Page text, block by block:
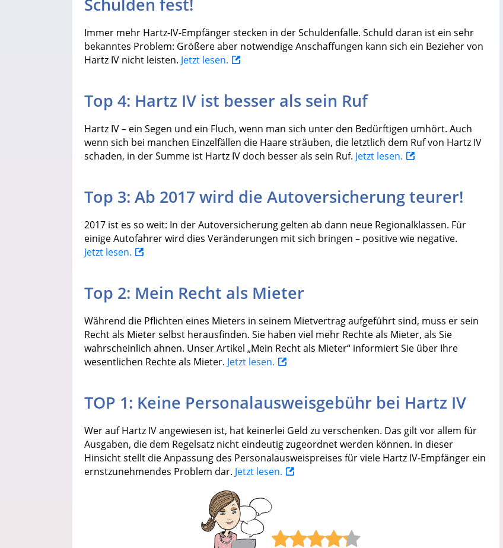
Immer mehr Hartz-IV-Empfänger stecken in der Schuldenfalle. Schuld daran ist ein sehr
bekanntes Problem: Größere aber notwendige Anschaffungen kann sich ein Bezieher von
Hartz IV nicht leisten. Jetzt lesen.
Top 4: Hartz IV ist besser als sein Ruf
Hartz IV – ein Segen und ein Fluch, wenn man sich unter den Bedürftigen umhört. Auch
wenn sich bei manchen Einzelfällen die Haare sträuben, die letztlich dem Ruf von Hartz IV
schaden, in der Summe ist Hartz IV doch besser als sein Ruf. Jetzt lesen.
Top 3: Ab 2017 wird die Autoversicherung teurer!
2017 ist es so weit: In der Autoversicherung gelten ab dann neue Regionalklassen. Für
einige Autofahrer wird dies Veränderungen mit sich bringen – positive wie negative.
Jetzt lesen.
Top 2: Mein Recht als Mieter
Während die Pflichten eines Mieters in seinem Mietvertrag aufgeführt sind, muss er sein
Recht als Mieter selbst herausfinden. Sie haben viel mehr Rechte als Mieter, als Sie
wahrscheinlich ahnen. Unser Artikel „Mein Recht als Mieter“ informiert Sie über Ihre
wesentlichen Rechte als Mieter. Jetzt lesen.
TOP 1: Keine Personalausweisgebühr bei Hartz IV
Wer auf Hartz IV angewiesen ist, hat keinerlei Geld zu verschenken. Das gilt vor allem für
Ausgaben, die dem Regelsatz nicht eindeutig zugeordnet werden können. In dieser
Hinsicht stellt die Anpassung des Personalausweispreises für viele Hartz IV-Empfänger ein
ernstzunehmendes Problem dar. Jetzt lesen.
Nach öffentlichem Aufschrei: Hartz-IV-
Produkttester werden und Geld